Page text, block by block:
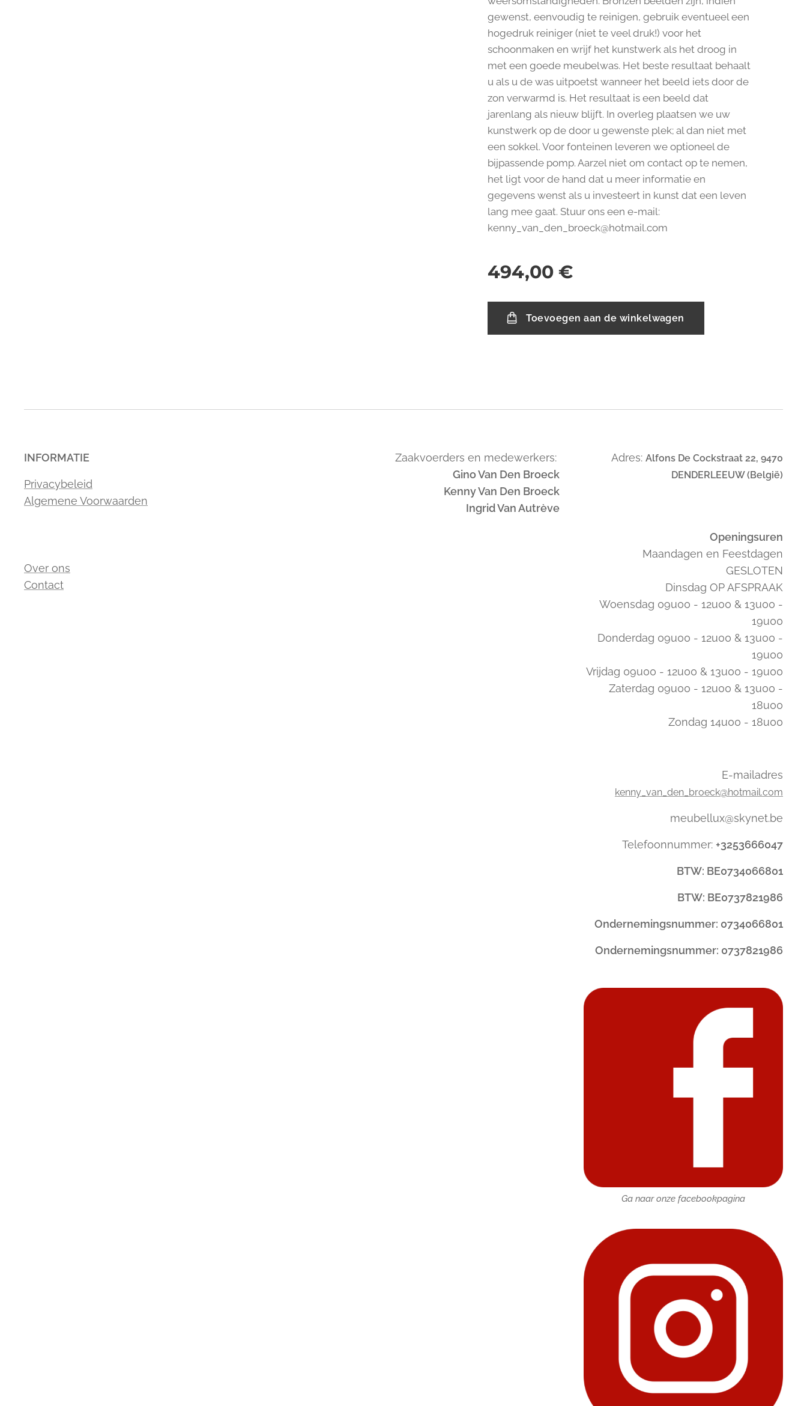
gewenst, eenvoudig te reinigen, gebruik eventueel een
hogedruk reiniger (niet te veel druk!) voor het
schoonmaken en wrijf het kunstwerk als het droog in
met een goede meubelwas. Het beste resultaat behaalt
u als u de was uitpoetst wanneer het beeld iets door de
zon verwarmd is. Het resultaat is een beeld dat
jarenlang als nieuw blijft. In overleg plaatsen we uw
kunstwerk op de door u gewenste plek; al dan niet met
een sokkel. Voor fonteinen leveren we optioneel de
bijpassende pomp. Aarzel niet om contact op te nemen,
het ligt voor de hand dat u meer informatie en
gegevens wenst als u investeert in kunst dat een leven
lang mee gaat. Stuur ons een e-mail:
kenny_van_den_broeck@hotmail.com
494,00 €
Toevoegen aan de winkelwagen
INFORMATIE
Privacybeleid
Algemene Voorwaarden
Over ons
Contact
Zaakvoerders en medewerkers:
Gino Van Den Broeck
Kenny Van Den Broeck
Ingrid Van Autrève
Adres: Alfons De Cockstraat 22, 9470
DENDERLEEUW (België)
Openingsuren
Maandagen en Feestdagen
GESLOTEN
Dinsdag OP AFSPRAAK
Woensdag 09u00 - 12u00 & 13u00 -
19u00
Donderdag 09u00 - 12u00 & 13u00 -
19u00
Vrijdag 09u00 - 12u00 & 13u00 - 19u00
Zaterdag 09u00 - 12u00 & 13u00 -
18u00
Zondag 14u00 - 18u00
E-mailadres
kenny_van_den_broeck@hotmail.com
meubellux@skynet.be
Telefoonnummer: +3253666047
BTW: BE0734066801
BTW: BE0737821986
Ondernemingsnummer: 0734066801
Ondernemingsnummer: 0737821986
Ga naar onze facebookpagina